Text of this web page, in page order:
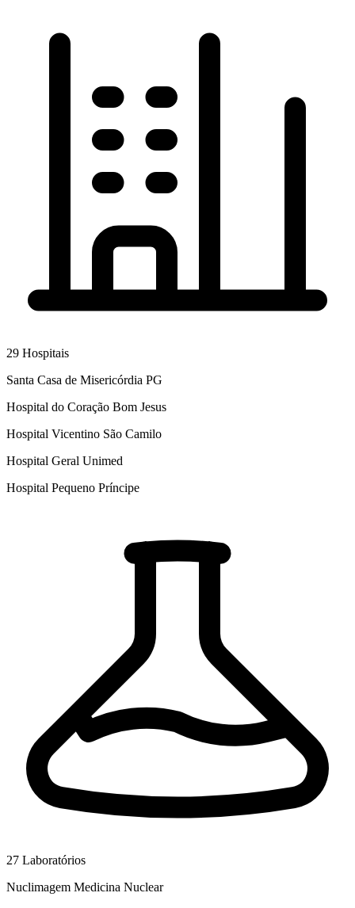
29 Hospitais
Santa Casa de Misericórdia PG
Hospital do Coração Bom Jesus
Hospital Vicentino São Camilo
Hospital Geral Unimed
Hospital Pequeno Príncipe
27 Laboratórios
Nuclimagem Medicina Nuclear